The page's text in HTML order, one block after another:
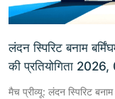
लंदन स्पिरिट बनाम
की प्रतियोगिता
मैच प्रीव्यू: लंदन स्पिरिट